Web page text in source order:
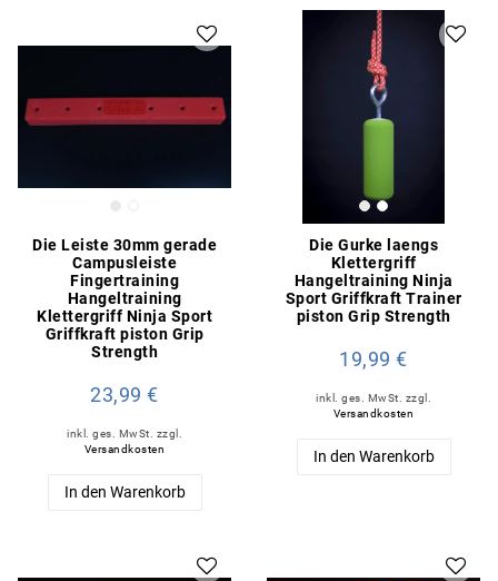
Die Leiste 30mm gerade
Campusleiste
Fingertraining
Hangeltraining
Klettergriff Ninja Sport
Griffkraft piston Grip
Strength
23,99 €
inkl. ges. MwSt.
zzgl.
Versandkosten
In den Warenkorb
Die Gurke laengs
Klettergriff
Hangeltraining Ninja
Sport Griffkraft Trainer
piston Grip Strength
19,99 €
inkl. ges. MwSt.
zzgl.
Versandkosten
In den Warenkorb